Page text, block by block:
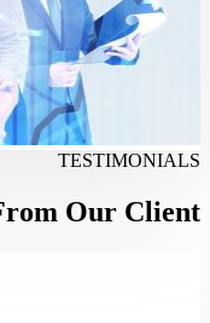
TESTIMONIALS
Our Client